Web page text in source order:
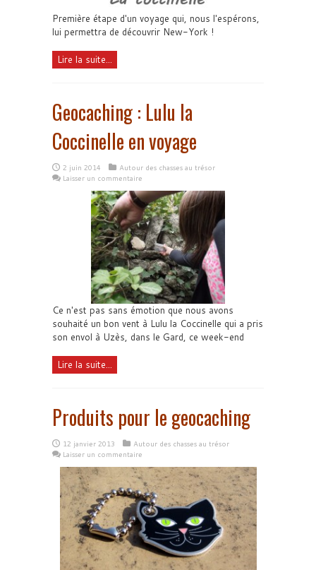
Première étape d'un voyage qui, nous l'espérons,
lui permettra de découvrir New-York !
Lire la suite...
Geocaching : Lulu la
Coccinelle en voyage
2 juin 2014
Autour des chasses au trésor
Laisser un commentaire
Ce n'est pas sans émotion que nous avons
souhaité un bon vent à Lulu la Coccinelle qui a pris
son envol à Uzès, dans le Gard, ce week-end
Lire la suite...
Produits pour le geocaching
12 janvier 2013
Autour des chasses au trésor
Laisser un commentaire